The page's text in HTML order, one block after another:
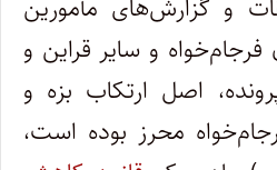
و گزارش‌های مأمورین
فرجام‌خواه و سایر قراین و
اصل ارتکاب بزه و
محرز بوده است،